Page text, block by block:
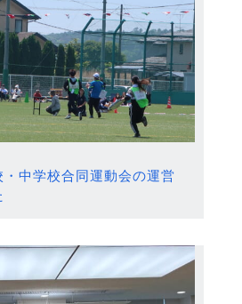
中学校合同運動会の運営